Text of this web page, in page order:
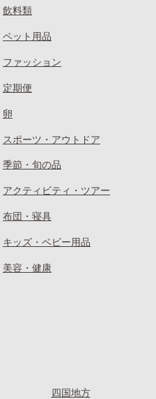
飲料類
ペット用品
ファッション
定期便
卵
スポーツ・アウトドア
季節・旬の品
アクティビティ・ツアー
布団・寝具
キッズ・ベビー用品
美容・健康
四国地方